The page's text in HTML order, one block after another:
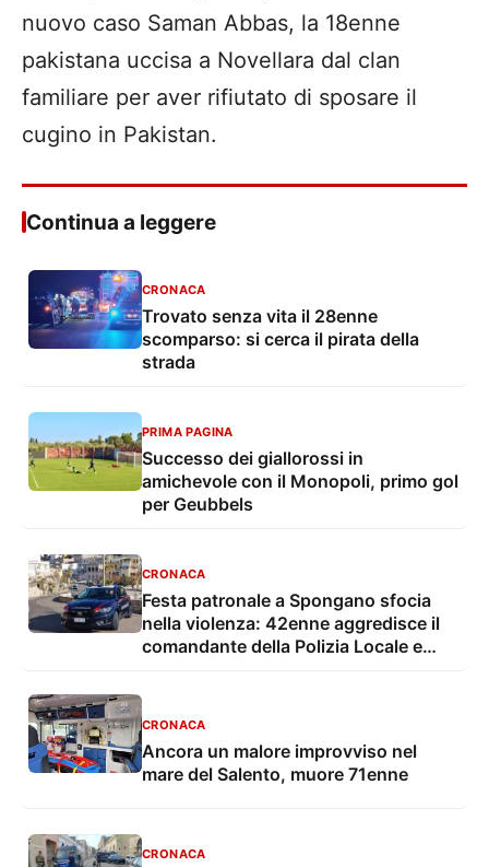
nuovo caso Saman Abbas, la 18enne
pakistana uccisa a Novellara dal clan
familiare per aver rifiutato di sposare il
cugino in Pakistan.
Continua a leggere
CRONACA
Trovato senza vita il 28enne
scomparso: si cerca il pirata della
strada
PRIMA PAGINA
Successo dei giallorossi in
amichevole con il Monopoli, primo gol
per Geubbels
CRONACA
Festa patronale a Spongano sfocia
nella violenza: 42enne aggredisce il
comandante della Polizia Locale e
CRONACA
Ancora un malore improvviso nel
mare del Salento, muore 71enne
CRONACA